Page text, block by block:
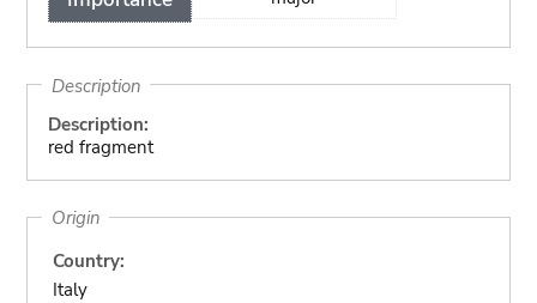
Description
Description:
red fragment
Origin
Country:
Italy